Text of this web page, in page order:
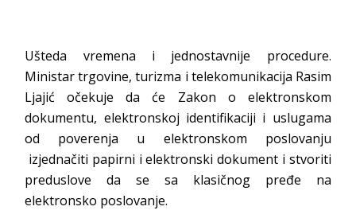
Ušteda vremena i jednostavnije procedure.
Ministar trgovine, turizma i telekomunikacija Rasim
Ljajić očekuje da će Zakon o elektronskom
dokumentu, elektronskoj identifikaciji i uslugama
od poverenja u elektronskom poslovanju
izjednačiti papirni i elektronski dokument i stvoriti
preduslove da se sa klasičnog pređe na
elektronsko poslovanje.